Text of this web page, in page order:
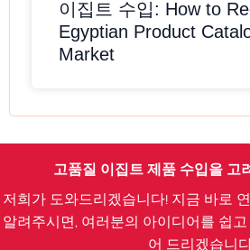
이집트 수입: How to
Egyptian Product
Market
고품질 이집트 제품 수입을 고
저희가 도와드리겠습니다! 지금 바로
알려주시면, 여러분의 아이디어를 쉽
어 드리겠습니